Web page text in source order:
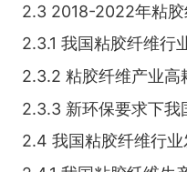
2.3 2018-2022年粘
2.3.1 我国粘胶纤维行
2.3.2 粘胶纤维产业高
2.3.3 新环保要求下我
2.4 我国粘胶纤维行